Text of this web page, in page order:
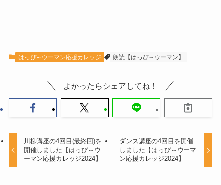
はっぴ～ウーマン応援カレッジ 朗読【はっぴ～ウーマン】
よかったらシェアしてね！
川柳講座の4回目(最終回)を
開催しました【はっぴ～ウ
ーマン応援カレッジ2024】
ダンス講座の4回目を開催
しました【はっぴ～ウーマ
ン応援カレッジ2024】